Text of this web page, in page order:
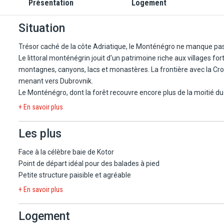
Présentation Logement
Situation
Trésor caché de la côte Adriatique, le Monténégro ne manque
Le littoral monténégrin jouit d'un patrimoine riche aux villages
montagnes, canyons, lacs et monastères. La frontière avec la
menant vers Dubrovnik.
Le Monténégro, dont la forêt recouvre encore plus de la moitié
La côte, très découpée, alterne falaises et plages de sable ou
nature. Unique fjord de la Méditerranée, elles sont classées au
L'hôtel Montebay Perla 4* est situé en bord de plage, dans le
la célèbre baie de Kotor. De nombreux capitaines de navires, qui
par la beauté des lieux.
Monténégro se trouve à 12 km de Prcanj. Situé entre les
Balades à vélo, randonnées en bord de mer ou sur les collines
+ En savoir plus
Les plus
Face à la célèbre baie de Kotor
Point de départ idéal pour des balades à pied
Petite structure paisible et agréable
+ En savoir plus
Logement